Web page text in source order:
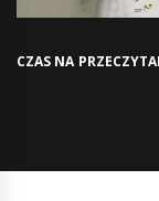
CZAS NA